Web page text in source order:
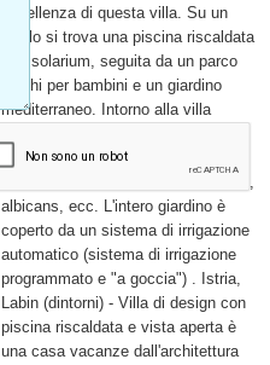
eccellenza di questa villa. Su un
livello si trova una piscina riscaldata
con solarium, seguita da un parco
giochi per bambini e un giardino
mediterraneo. Intorno alla villa
diverse - ciliegio, pero, olivo, fotina,
oleandro, alloro, rosmarino, lavanda,
albicans, ecc. L'intero giardino è
coperto da un sistema di irrigazione
automatico (sistema di irrigazione
programmato e "a goccia") . Istria,
Labin (dintorni) - Villa di design con
piscina riscaldata e vista aperta è
una casa vacanze dall'architettura